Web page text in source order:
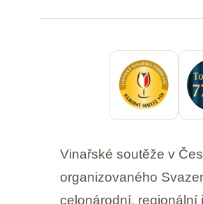
Vinařské soutěže v
organizovaného
celonárodní, regionální